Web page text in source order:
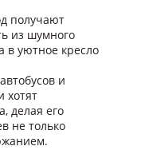
получают
из шумного
в уютное кресло
и
хотят
делая его
не только